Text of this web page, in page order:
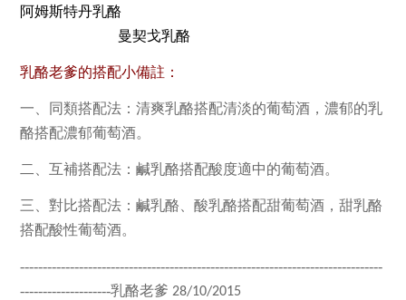
阿姆斯特丹乳酪
曼契戈乳酪
乳酪老爹的搭配小備註：
一、同類搭配法：清爽乳酪搭配清淡的葡萄酒，濃郁的乳
酪搭配濃郁葡萄酒。
二、互補搭配法：鹹乳酪搭配酸度適中的葡萄酒。
三、對比搭配法：鹹乳酪、酸乳酪搭配甜葡萄酒，甜乳酪
搭配酸性葡萄酒。
--------------------------------------------------------------------------------
--------------------乳酪老爹 28/10/2015